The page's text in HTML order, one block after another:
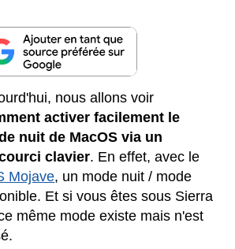
nous allons voir
activer facilement le
nuit de MacOS via un
clavier. En effet, avec le
Mojave, un mode nuit / mode
Et si vous êtes sous Sierra
même mode existe mais n'est